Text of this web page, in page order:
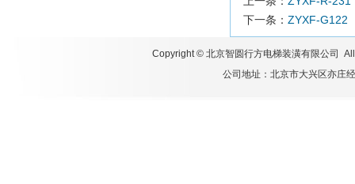
下一条： ZYXF-G122
Copyright © 北京智圆行方电梯装潢有限公司
公司地址：北京市大兴区亦庄